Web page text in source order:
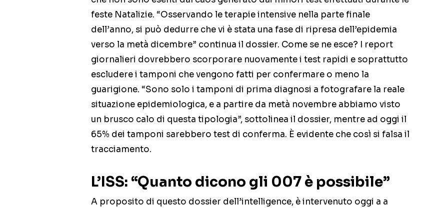
feste Natalizie. “Osservando le terapie intensive nella parte finale
dell’anno, si può dedurre che vi è stata una fase di ripresa dell’epidemia
verso la metà dicembre” continua il dossier. Come se ne esce? I report
giornalieri dovrebbero scorporare nuovamente i test rapidi e soprattutto
escludere i tamponi che vengono fatti per confermare o meno la
guarigione. “Sono solo i tamponi di prima diagnosi a fotografare la reale
situazione epidemiologica, e a partire da metà novembre abbiamo visto
un brusco calo di questa tipologia”, sottolinea il dossier, mentre ad oggi il
65% dei tamponi sarebbero test di conferma. È evidente che così si falsa il
tracciamento.
L’ISS: “Quanto dicono gli 007 è possibile”
A proposito di questo dossier dell’intelligence, è intervenuto oggi a a